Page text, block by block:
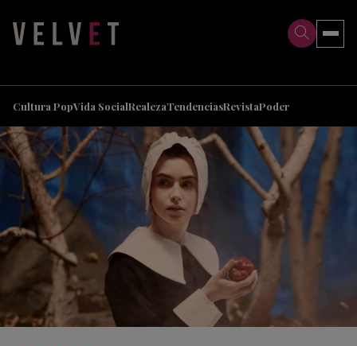
Cultura PopVida SocialRealezaTendenciasRevistaPoder